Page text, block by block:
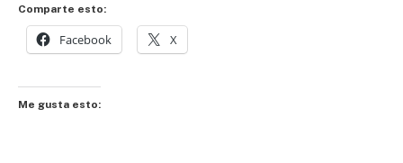
Comparte esto:
Facebook X
Me gusta esto: